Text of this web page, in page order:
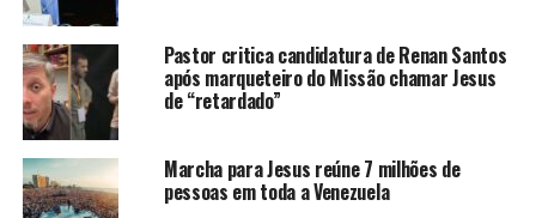
Pastor critica candidatura de Renan Santos
após marqueteiro do Missão chamar Jesus
de “retardado”
Marcha para Jesus reúne 7 milhões de
pessoas em toda a Venezuela